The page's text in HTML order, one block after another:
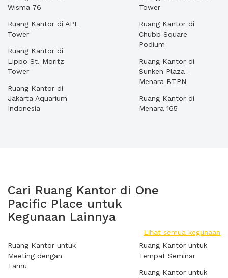
Wisma 76
Ruang Kantor di APL
Tower
Ruang Kantor di
Lippo St. Moritz
Tower
Ruang Kantor di
Jakarta Aquarium
Indonesia
Tower
Ruang Kantor di
Chubb Square
Podium
Ruang Kantor di
Sunken Plaza -
Menara BTPN
Ruang Kantor di
Menara 165
Cari Ruang Kantor di One
Pacific Place untuk
Kegunaan Lainnya
Lihat semua kegunaan
Ruang Kantor untuk
Meeting dengan
Tamu
Ruang Kantor untuk
Tempat Seminar
Ruang Kantor untuk